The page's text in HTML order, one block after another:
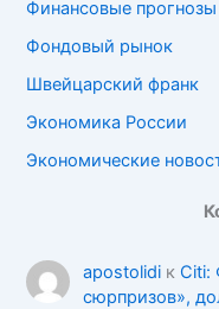
Финансовые прогнозы
Фондовый рынок
Швейцарский франк
Экономика России
Экономические
apostolidiк Citi:
сюрпризов»,